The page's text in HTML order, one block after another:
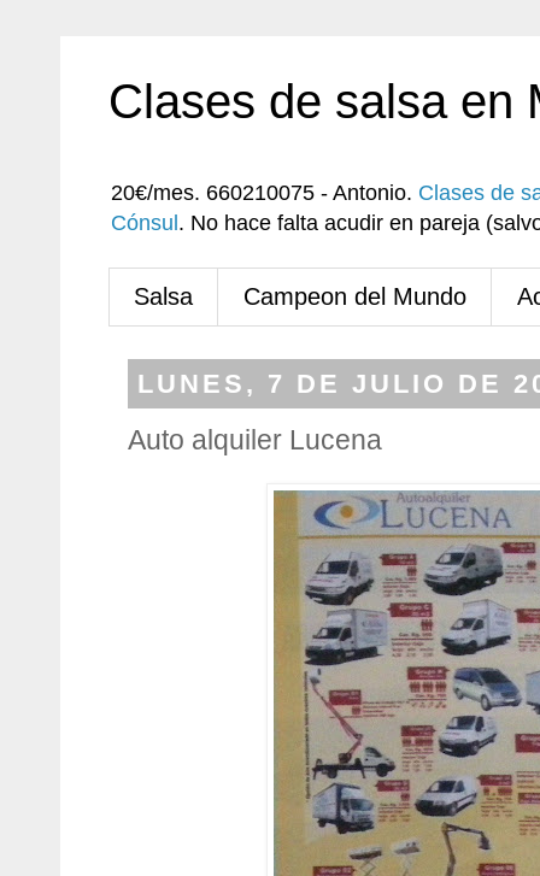
Clases de salsa en
20€/mes. 660210075 - Antonio. Clases de
Cónsul . No hace falta acudir en pareja
Salsa Campeon del Mundo
LUNES, 7 DE JULIO DE
Auto alquiler Lucena